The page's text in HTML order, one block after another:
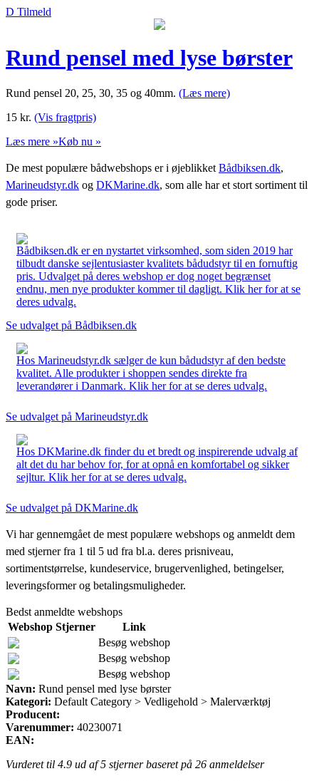
D Tilmeld
Rund pensel med lyse børster
Rund pensel 20, 25, 30, 35 og 40mm. (Læs mere)
15 kr. (Vis fragtpris)
Læs mere »Køb nu »
De mest populære bådwebshops er i øjeblikket Bådbiksen.dk,
Marineudstyr.dk og DKMarine.dk, som alle har et stort sortiment til
gode priser.
Bådbiksen.dk er en nystartet virksomhed, som siden 2019 har
tilbudt danske sejlentusiaster kvalitets bådudstyr til en fornuftig
pris. Udvalget på deres webshop er dog noget begrænset
endnu, men nye produkter kommer til dagligt. Klik her for at se
deres udvalg.
Se udvalget på Bådbiksen.dk
Hos Marineudstyr.dk sælger de kun bådudstyr af den bedste
kvalitet. Alle produkter i shoppen sendes direkte fra
leverandører i Danmark. Klik her for at se deres udvalg.
Se udvalget på Marineudstyr.dk
Hos DKMarine.dk finder du et bredt og inspirerende udvalg af
alt det du har behov for, for at opnå en komfortabel og sikker
sejltur. Klik her for at se deres udvalg.
Se udvalget på DKMarine.dk
Vi har gennemgået de mest populære webshops og anmeldt dem
med stjerner fra 1 til 5 ud fra bl.a. deres prisniveau,
sortimentstørrelse, kundeservice, brugervenlighed, betingelser,
leveringsformer og betalingsmuligheder.
Bedst anmeldte webshops
Webshop Stjerner
Link
Besøg webshop
Besøg webshop
Besøg webshop
Navn: Rund pensel med lyse børster
Kategori: Default Category > Vedligehold > Malerværktøj
Producent:
Varenummer: 40230071
EAN:
Vurderet til 4.9 ud af 5 stjerner baseret på 26 anmeldelser